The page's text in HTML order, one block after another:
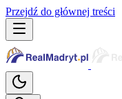
Przejdź do głównej treści